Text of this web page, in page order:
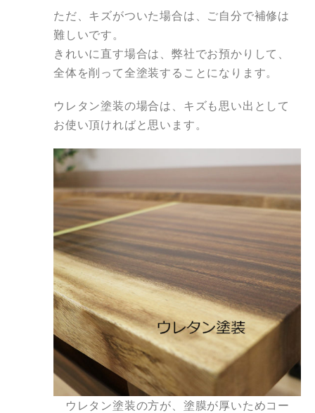
ただ、キズがついた場合は、ご自分で補修は
難しいです。
きれいに直す場合は、弊社でお預かりして、
全体を削って全塗装するこ と になります。
ウレタン塗装の場合は、キズも思い出 と して
お使い頂ければ と 思います。
ウレタン塗装の方が、塗膜が厚いためコー